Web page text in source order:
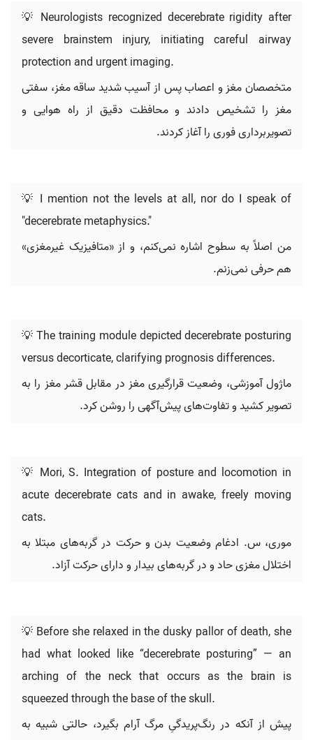
💡 Neurologists recognized decerebrate rigidity after
severe brainstem injury, initiating careful airway
protection and urgent imaging.
متخصصان مغز و اعصاب پس از آسیب شدید ساقه مغز، سفتی
مغز را تشخیص دادند و محافظت دقیق از راه هوایی و
تصویربرداری فوری را آغاز کردند.
💡 I mention not the levels at all, nor do I speak of
"decerebrate metaphysics."
من اصلاً به سطوح اشاره نمی‌کنم، و از «متافیزیک غیرمغزی»
هم حرفی نمی‌زنم.
💡 The training module depicted decerebrate posturing
versus decorticate, clarifying prognosis differences.
ماژول آموزشی، وضعیت قرارگیری مغز در مقابل قشر مغز را به
تصویر کشید و تفاوت‌های پیش‌آگهی را روشن کرد.
💡 Mori, S. Integration of posture and locomotion in
acute decerebrate cats and in awake, freely moving
cats.
موری، س. ادغام وضعیت بدن و حرکت در گربه‌های مبتلا به
اختلال مغزی حاد و در گربه‌های بیدار و دارای حرکت آزاد.
💡 Before she relaxed in the dusky pallor of death, she
had what looked like “decerebrate posturing” — an
arching of the neck that occurs as the brain is
squeezed through the base of the skull.
پیش از آنکه در رنگ‌پریدگیِ مرگ آرام بگیرد، حالتی شبیه به